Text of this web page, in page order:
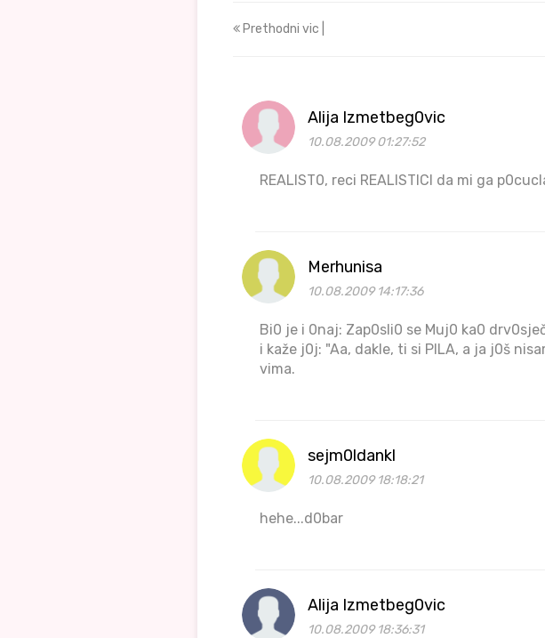
Prethodni vic |
Alija Izmetbeg0vic
10.08.2009 01:27:52
REALIST0, reci REALISTICI da mi ga
Merhunisa
10.08.2009 14:17:36
Bi0 je i 0naj: Zap0sli0 se Muj0 ka0
i kaže j0j: "Aa, dakle, ti si PILA, a ja j0š
vima.
sejm0ldankl
10.08.2009 18:18:21
hehe...d0bar
Alija Izmetbeg0vic
10.08.2009 18:36:31